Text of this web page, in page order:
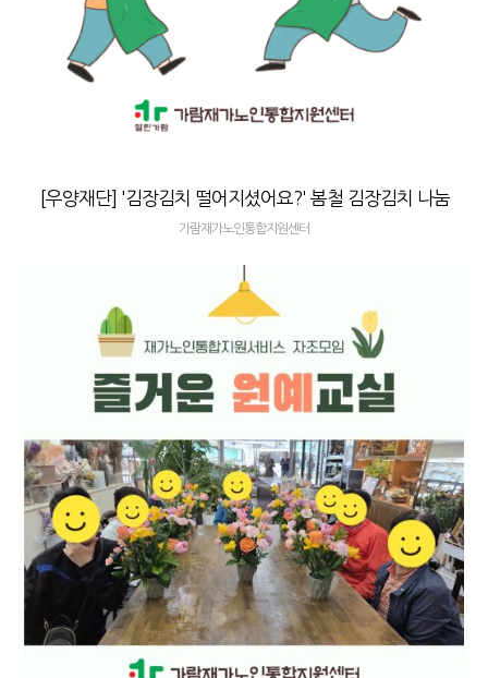
[우양재단] '김장김치 떨어지셨어요?' 봄철 김장김치 나눔
가람재가노인통합지원센터